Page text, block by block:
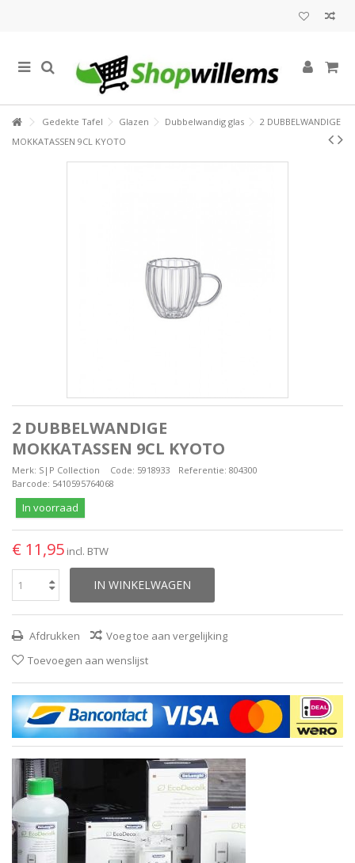
Gedekte Tafel Glazen Dubbelwandig glas
2 DUBBELWANDIGE
MOKKATASSEN 9CL KYOTO
2 DUBBELWANDIGE
MOKKATASSEN 9CL KYOTO
Merk: S|P Collection Code: 5918933 Referentie: 804300
Barcode: 5410595764068
In voorraad
€ 11,95 incl. BTW
IN WINKELWAGEN
Afdrukken
Voeg toe aan vergelijking
Toevoegen aan wenslijst